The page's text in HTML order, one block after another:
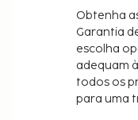
fantásticas vistas
das várias
incluindo Wi-fi
quiser petiscar no
vista de olhos
horas. O hotel
Obtenha
Garantia
escolha
adequam
todos os
para uma